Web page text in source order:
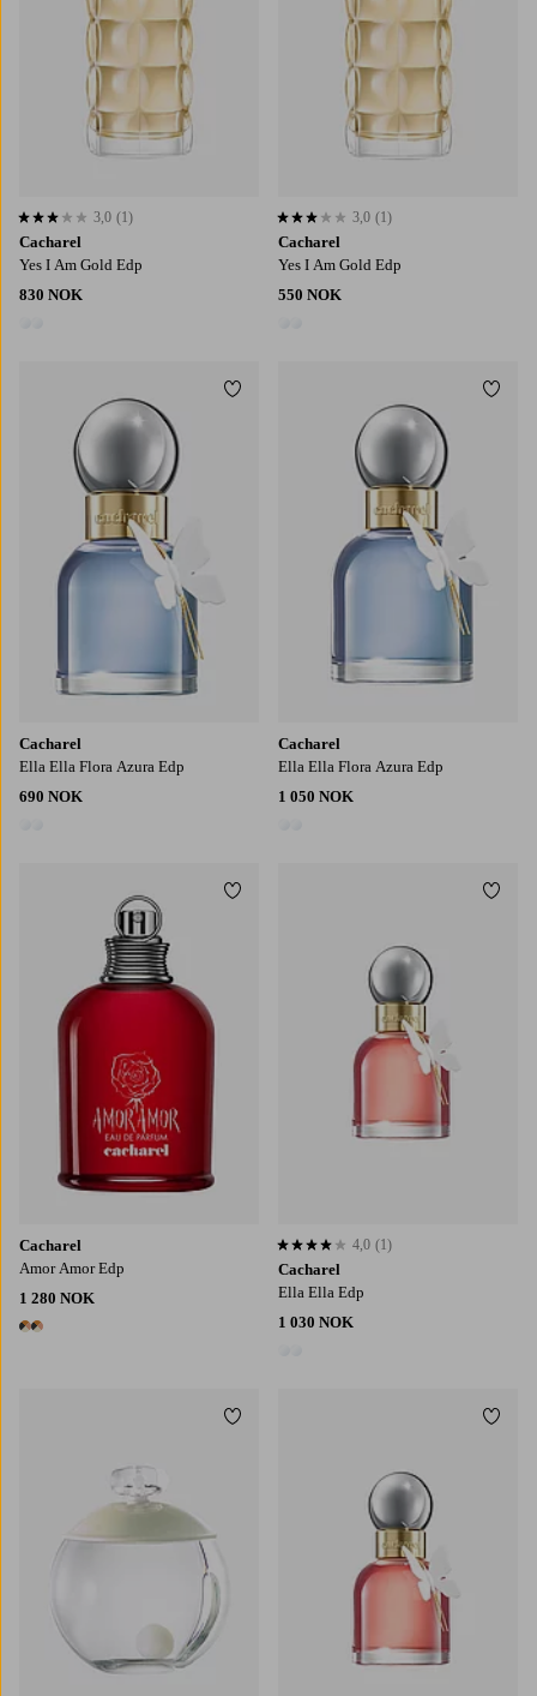
Cacharel
Yes I Am Gold Edp
830 NOK
3,0 basert på 1 karaktergivninger
3,0 (1)
Cacharel
Yes I Am Gold Edp
550 NOK
3,0 basert på 1 karaktergivninger
3,0 (1)
Cacharel
Ella Ella Flora Azura Edp
690 NOK
Legg til favoritter
Cacharel
Ella Ella Flora Azura Edp
1 050 NOK
Cacharel
Amor Amor Edp
1 280 NOK
2 farger
Legg til favoritter
Cacharel
Ella Ella Edp
1 030 NOK
4,0 basert på 1 karaktergivninger
4,0 (1)
Legg til favoritter